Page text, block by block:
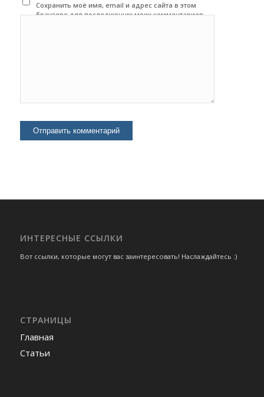
Сохранить моё имя, email и адрес сайта в этом
браузере для последующих моих комментариев.
ИНТЕРЕСНЫЕ ССЫЛКИ
Вот ссылки, которые могут вас заинтересовать! Наслаждайтесь :)
СТРАНИЦЫ
Главная
Статьи